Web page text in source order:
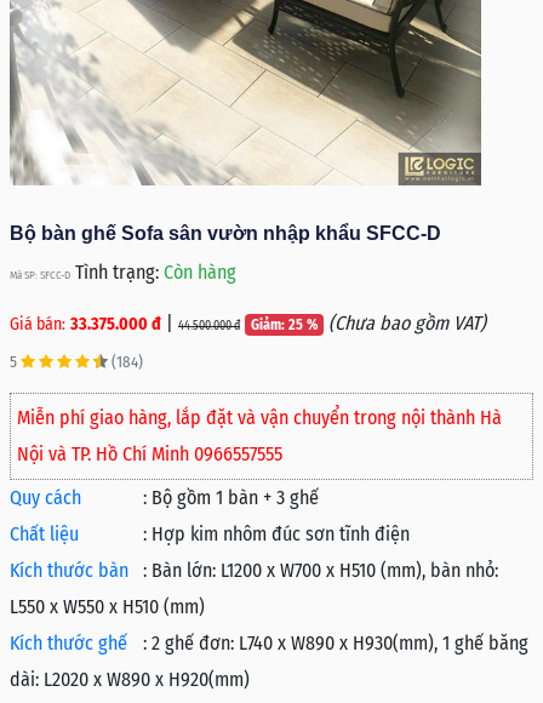
Bộ bàn ghế Sofa sân vườn nhập khẩu SFCC-D
Mã SP: SFCC-D Tình trạng: Còn hàng
Giá bán: 33.375.000 đ 44.500.000 đ Giảm: 25 % (Chưa bao gồm VAT)
5 (184)
Miễn phí giao hàng, lắp đặt và vận chuyển trong nội thành Hà
Nội và TP. Hồ Chí Minh 0966557555
Quy cách
: Bộ gồm 1 bàn + 3 ghế
Chất liệu
: Hợp kim nhôm đúc sơn tĩnh điện
Kích thước bàn
: Bàn lớn: L1200 x W700 x H510 (mm), bàn nhỏ:
L550 x W550 x H510 (mm)
Kích thước ghế
: 2 ghế đơn: L740 x W890 x H930(mm), 1 ghế băng
dài: L2020 x W890 x H920(mm)